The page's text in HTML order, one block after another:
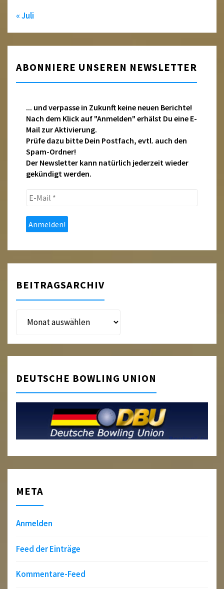
« Juli
ABONNIERE UNSEREN NEWSLETTER
... und verpasse in Zukunft keine neuen Berichte!
Nach dem Klick auf "Anmelden" erhälst Du eine E-
Mail zur Aktivierung.
Prüfe dazu bitte Dein Postfach, evtl. auch den
Spam-Ordner!
Der Newsletter kann natürlich jederzeit wieder
gekündigt werden.
E-
*
BEITRAGSARCHIV
Beitragsarchiv
DEUTSCHE BOWLING UNION
META
Anmelden
Feed der Einträge
Kommentare-Feed